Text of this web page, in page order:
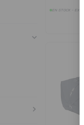
EN STOCK -